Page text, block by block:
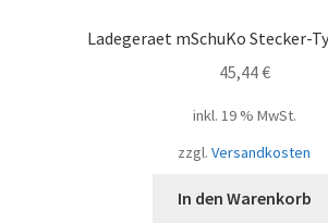
Ladegeraet mSchuKo Stecker-
45,44€
inkl. 19 % MwSt.
zzgl. Versandkosten
In den Warenkorb